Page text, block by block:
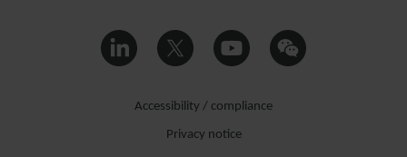
Accessibility / compliance
Privacy notice